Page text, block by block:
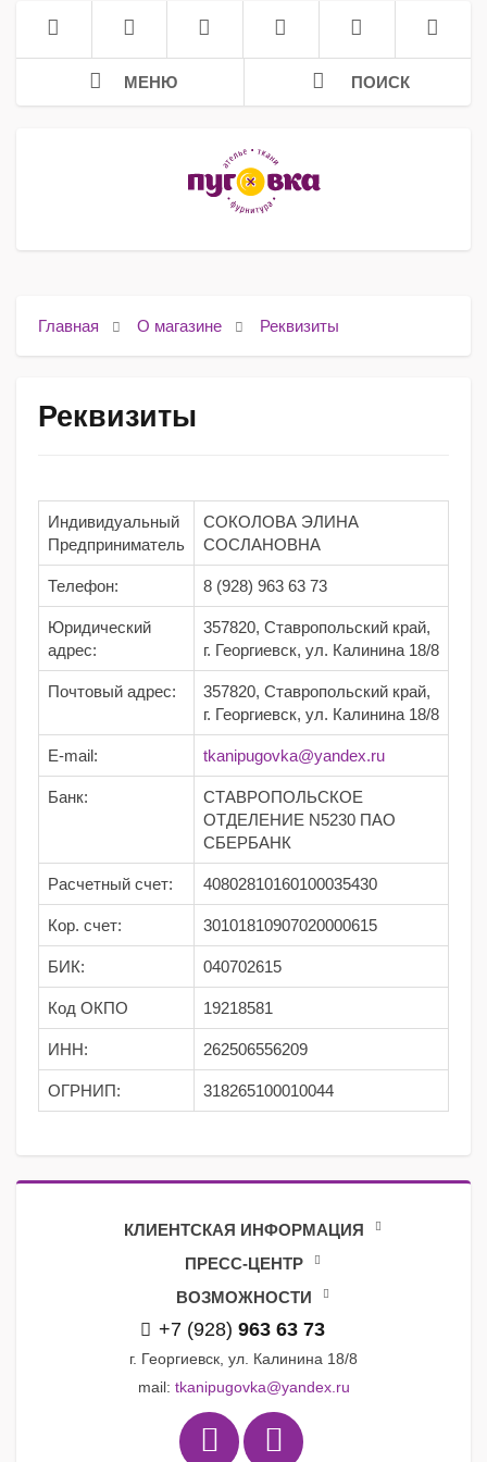
МЕНЮ ПОИСК
Главная О магазине Реквизиты
Реквизиты
Индивидуальный
Предприниматель
СОКОЛОВА ЭЛИНА
СОСЛАНОВНА
Телефон: 8 (928) 963 63 73
Юридический
адрес:
357820, Ставропольский край,
г. Георгиевск, ул. Калинина 18/8
Почтовый адрес:
357820, Ставропольский край,
г. Георгиевск, ул. Калинина 18/8
E-mail: tkanipugovka@yandex.ru
Банк:
СТАВРОПОЛЬСКОЕ
ОТДЕЛЕНИЕ N5230 ПАО
СБЕРБАНК
Расчетный счет: 40802810160100035430
Кор. счет: 30101810907020000615
БИК: 040702615
Код ОКПО 19218581
ИНН: 262506556209
ОГРНИП: 318265100010044
КЛИЕНТСКАЯ ИНФОРМАЦИЯ
ПРЕСС-ЦЕНТР
ВОЗМОЖНОСТИ
+7 (928) 963 63 73
г. Георгиевск, ул. Калинина 18/8
mail: tkanipugovka@yandex.ru